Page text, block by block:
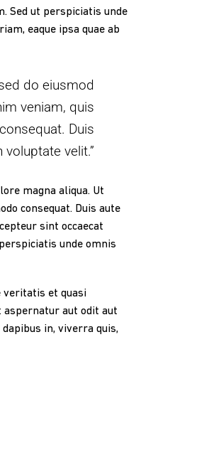
Sed ut perspiciatis unde
eaque ipsa quae ab
do eiusmod
veniam, quis
Duis
velit.”
magna aliqua. Ut
consequat. Duis aute
sint occaecat
unde omnis
veritatis et quasi
aspernatur aut odit aut
in, viverra quis,